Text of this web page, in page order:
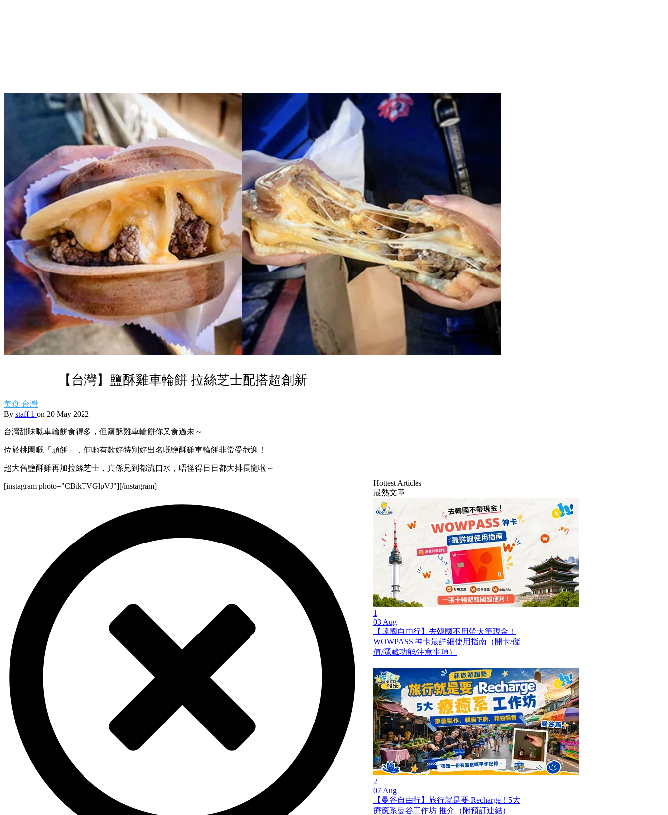
【台灣】鹽酥雞車輪餅 拉絲芝士配搭超創新
美食 台灣
By staff 1 on 20 May 2022
台灣甜味嘅車輪餅食得多，但鹽酥雞車輪餅你又食過未～
位於桃園嘅「頑餅」，佢哋有款好特別好出名嘅鹽酥雞車輪餅非常受歡迎！
超大舊鹽酥雞再加拉絲芝士，真係見到都流口水，唔怪得日日都大排長龍啦～
[instagram photo="CBikTVGlpVJ"][/instagram]
Hottest Articles
最熱文章
1
03 Aug
【韓國自由行】去韓國不用帶大筆現金！
WOWPASS 神卡最詳細使用指南（開卡/儲
值/隱藏功能/注意事項）
2
07 Aug
【曼谷自由行】旅行就是要 Recharge！5大
療癒系曼谷工作坊 推介（附預訂連結）